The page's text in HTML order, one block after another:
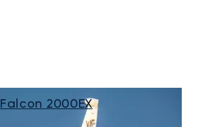
Falcon 2000EX